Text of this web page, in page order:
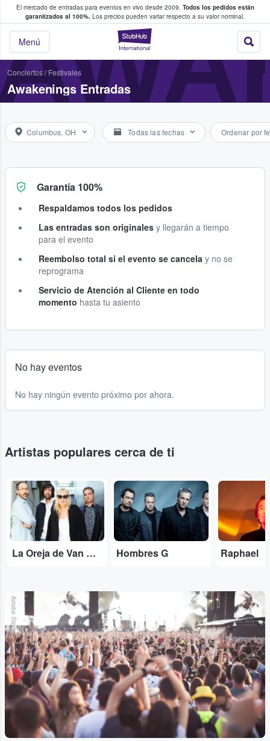
El mercado de entradas para eventos en vivo desde 2009. Todos los pedidos están
garantizados al 100%. Los precios pueden variar respecto a su valor nominal.
StubHub:
Menú
y venta de entradas entre fans
Conciertos/ Festivales
Awakenings Entradas
Columbus, OH Todas las fechas Ordenar por
Garantía 100%
Respaldamos todos los pedidos
Las entradas son originales y llegarán a tiempo
para el evento
Reembolso total si el evento se cancela y no se
reprograma
Servicio de Atención al Cliente en todo
momento hasta tu asiento
No hay eventos
No hay ningún evento próximo por ahora.
Artistas populares cerca de ti
...
La Oreja de Van Gogh
...
Hombres G
...
Raphael
Adobe Stock